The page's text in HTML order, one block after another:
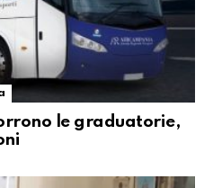
le graduatorie,